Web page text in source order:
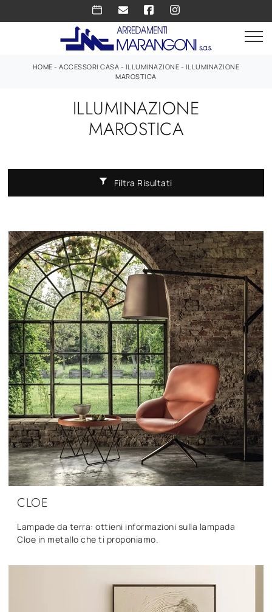
HOME -ACCESSORI CASA - ILLUMINAZIONE - ILLUMINAZIONE
MAROSTICA
ILLUMINAZIONE
MAROSTICA
Filtra Risultati
CLOE
Lampade da terra: ottieni informazioni sulla lampada
Cloe in metallo che ti proponiamo.